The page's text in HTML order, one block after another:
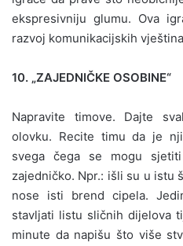
ekspresivniju glumu. Ova
razvoj komunikacijskih
10. „ZAJEDNIČKE OSOBINE“
Napravite timove. Dajte
olovku. Recite timu da je
svega čega se mogu
zajedničko. Npr.: išli su u istu
nose isti brend cipela.
stavljati listu sličnih dijelova
minute da napišu što više